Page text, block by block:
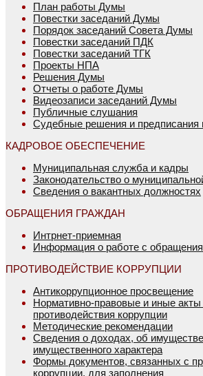
План работы Думы
Повестки заседаний Думы
Порядок заседаний Совета Думы
Повестки заседаний ПДК
Повестки заседаний ТГК
Проекты НПА
Решения Думы
Отчеты о работе Думы
Видеозаписи заседаний Думы
Публичные слушания
Судебные решения и предписания
КАДРОВОЕ ОБЕСПЕЧЕНИЕ
Муниципальная служба и кадры
Законодательство о
Сведения о вакантных должностях
ОБРАЩЕНИЯ ГРАЖДАН
Интрнет-приемная
Информация о работе с
ПРОТИВОДЕЙСТВИЕ КОРРУПЦИИ
Антикоррупционное просвещение
Нормативно-правовые и иные
противодействия коррупции
Методические рекомендации
Сведения о доходах, об
имущественного характера
Формы документов, связанных с
коррупции, для заполнения